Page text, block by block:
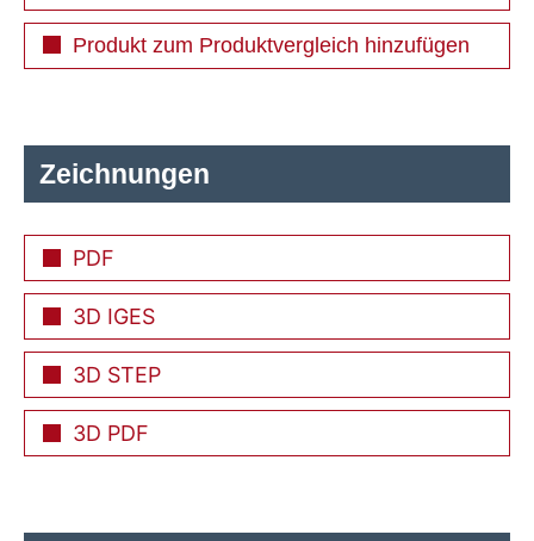
Zeichnungen
PDF
3D IGES
3D STEP
3D PDF
Produkt zum Produktvergleich hinzufügen